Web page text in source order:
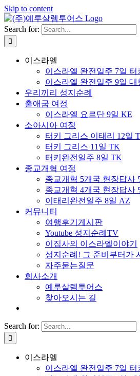
Skip to content
Search for:
이스라엘
이스라엘 완전일주 7일 터
이스라엘 완전일주 9일 대
우리끼리 성지순례
출애굽 여정
이스라엘 요르단 9일 KE
소아시아 여정
터키 그리스 이태리 12일
터키 그리스 11일 TK
터키완전일주 8일 TK
종교개혁 여정
종교개혁 5개국 현장답사
종교개혁 4개국 현장답사
이태리완전일주 8일 AZ
커뮤니티
여행후기게시판
Youtube 성지순례TV
이집사의 이스라엘이야기
성지순례! 그 준비부터가
자주묻는질문
회사소개
예루살렘투어스
찾아오시는 길
Search for:
이스라엘
이스라엘 완전일주 7일 터